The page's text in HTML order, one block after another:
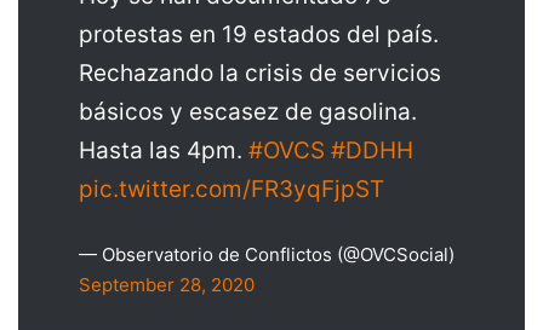
protestas en 19 estados del país.
Rechazando la crisis de servicios
básicos y escasez de gasolina.
Hasta las 4pm. #OVCS #DDHH
pic.twitter.com/FR3yqFjpST
— Observatorio de Conflictos (@OVCSocial)
September 28, 2020